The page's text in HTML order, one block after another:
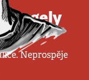
Angely
Neprospěje